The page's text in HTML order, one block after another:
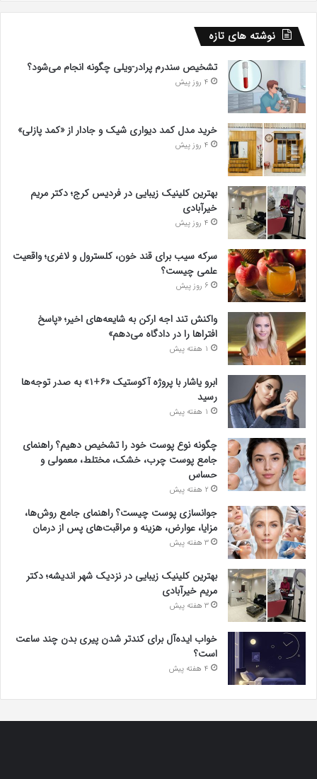
نوشته های تازه
تشخیص سندرم پرادر-ویلی چگونه انجام می‌شود؟
4 روز پیش
خرید مدل کمد دیواری شیک و جادار از «کمد پازلی»
4 روز پیش
بهترین کلینیک زیبایی در فردیس کرج؛ دکتر مریم
خیرآبادی
4 روز پیش
سرکه سیب برای قند خون، کلسترول و لاغری؛ واقعیت
علمی چیست؟
6 روز پیش
واکنش تند اجه ارکن به شایعه‌های اخیر؛ «پاسخ
افتراها را در دادگاه می‌دهم»
1 هفته پیش
ابرو یاشار با پروژه آکوستیک «۶+۱» به صدر توجه‌ها
رسید
1 هفته پیش
چگونه نوع پوست خود را تشخیص دهیم؟ راهنمای
جامع پوست چرب، خشک، مختلط، معمولی و
حساس
2 هفته پیش
جوانسازی پوست چیست؟ راهنمای جامع روش‌ها،
مزایا، عوارض، هزینه و مراقبت‌های پس از درمان
3 هفته پیش
بهترین کلینیک زیبایی در نزدیک شهر اندیشه؛ دکتر
مریم خیرآبادی
3 هفته پیش
خواب ایده‌آل برای کندتر شدن پیری بدن چند ساعت
است؟
4 هفته پیش